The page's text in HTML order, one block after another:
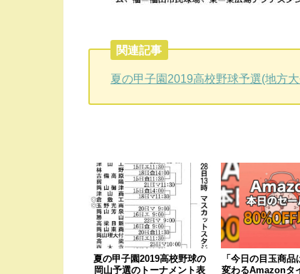
関連記事
夏の甲子園2019高校野球予選(地方
夏の甲子園2019高校野球の
岡山予選のトーナメント表
「今日の目玉商品
変わるAmazonタ